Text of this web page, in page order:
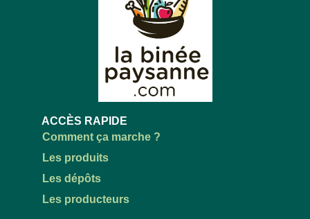
ACCÈS RAPIDE
Comment ça marche ?
Les produits
Les dépôts
Les producteurs